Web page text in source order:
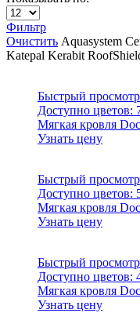
Фильтр
Очистить Aquasystem
Katepal Kerabit
Быстрый просмотр
Доступно цветов:
Мягкая кровля
Узнать цену
Быстрый просмотр
Доступно цветов:
Мягкая кровля
Узнать цену
Быстрый просмотр
Доступно цветов:
Мягкая кровля
Узнать цену